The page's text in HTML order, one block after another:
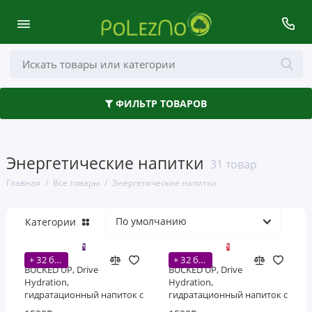
ФИЛЬТР ТОВАРОВ
Энергетические напитки 31 товар
Главная Все товары Энергетические напитки
Пептиды
Категории
+ 32 бонусов
BUCKED UP, Drive
Hydration,
гидратационный напиток с
+ 32 бонусов
BUCKED UP, Drive
Hydration,
гидратационный напиток с